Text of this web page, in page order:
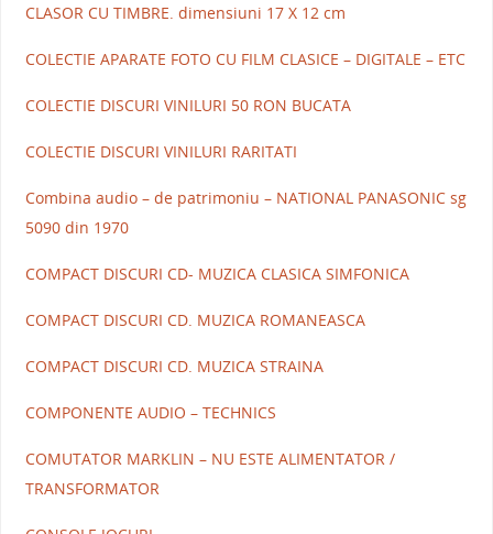
CLASOR CU TIMBRE. dimensiuni 17 X 12 cm
COLECTIE APARATE FOTO CU FILM CLASICE – DIGITALE – ETC
COLECTIE DISCURI VINILURI 50 RON BUCATA
COLECTIE DISCURI VINILURI RARITATI
Combina audio – de patrimoniu – NATIONAL PANASONIC sg
5090 din 1970
COMPACT DISCURI CD- MUZICA CLASICA SIMFONICA
COMPACT DISCURI CD. MUZICA ROMANEASCA
COMPACT DISCURI CD. MUZICA STRAINA
COMPONENTE AUDIO – TECHNICS
COMUTATOR MARKLIN – NU ESTE ALIMENTATOR /
TRANSFORMATOR